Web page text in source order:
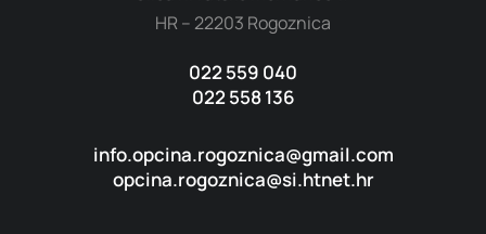
HR – 22203 Rogoznica
022 559 040
022 558 136
info.opcina.rogoznica@gmail.com
opcina.rogoznica@si.htnet.hr